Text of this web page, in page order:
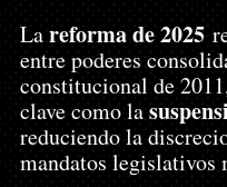
La reforma de 2025
entre poderes
constitucional de
clave como la
reduciendo la
mandatos legislativos